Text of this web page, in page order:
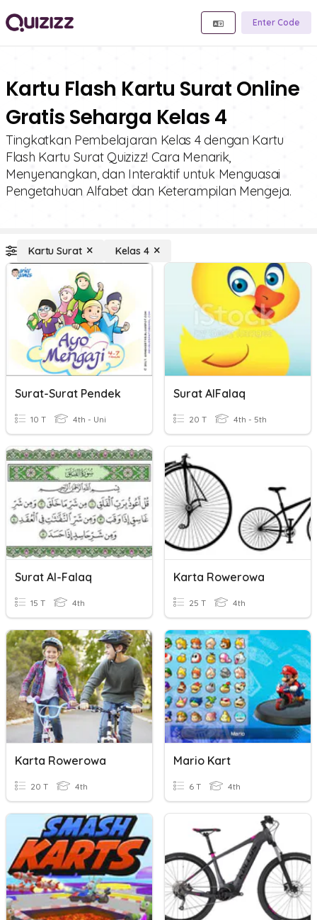
Enter Code
Kartu Flash Kartu Surat Online
Gratis Seharga Kelas 4
Tingkatkan Pembelajaran Kelas 4 dengan Kartu
Flash Kartu Surat Quizizz! Cara Menarik,
Menyenangkan, dan Interaktif untuk Menguasai
Pengetahuan Alfabet dan Keterampilan Mengeja.
Kartu Surat Kelas 4
Surat-Surat Pendek
10 T 4th - Uni
Surat AlFalaq
20 T 4th - 5th
Surat Al-Falaq
15 T 4th
Karta Rowerowa
25 T 4th
Karta Rowerowa
20 T 4th
Mario Kart
6 T 4th